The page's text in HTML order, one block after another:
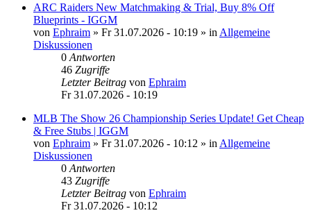
ARC Raiders New Matchmaking & Trial, Buy 8% Off
Blueprints - IGGM
von Ephraim » Fr 31.07.2026 - 10:19 » in Allgemeine
Diskussionen
0 Antworten
46 Zugriffe
Letzter Beitrag von Ephraim
Fr 31.07.2026 - 10:19
MLB The Show 26 Championship Series Update! Get Cheap
& Free Stubs | IGGM
von Ephraim » Fr 31.07.2026 - 10:12 » in Allgemeine
Diskussionen
0 Antworten
43 Zugriffe
Letzter Beitrag von Ephraim
Fr 31.07.2026 - 10:12